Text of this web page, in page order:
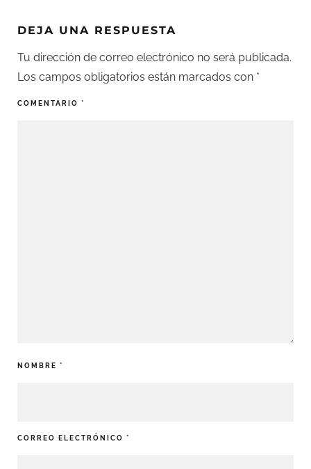
DEJA UNA RESPUESTA
Tu dirección de correo electrónico no será publicada.
Los campos obligatorios están marcados con *
COMENTARIO *
NOMBRE *
CORREO ELECTRÓNICO *